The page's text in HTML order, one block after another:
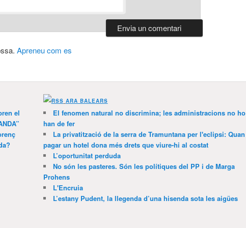
Apreneu com es
el
ARA BALEARS
El fenomen natural no discrimina; les administracions no ho
han de fer
La privatització de la serra de Tramuntana per l'eclipsi: Quan
pagar un hotel dona més drets que viure-hi al costat
L’oportunitat perduda
No són les pasteres. Són les polítiques del PP i de Marga
Prohens
L'Encruia
L’estany Pudent, la llegenda d’una hisenda sota les aigües